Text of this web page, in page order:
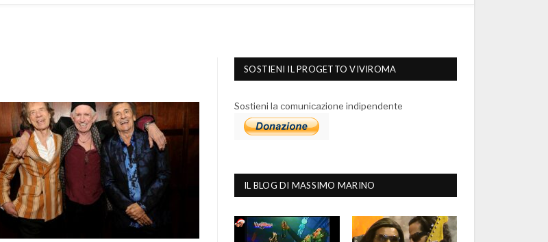
SOSTIENI IL PROGETTO VIVIROMA
Sostieni la comunicazione indipendente
IL BLOG DI MASSIMO MARINO